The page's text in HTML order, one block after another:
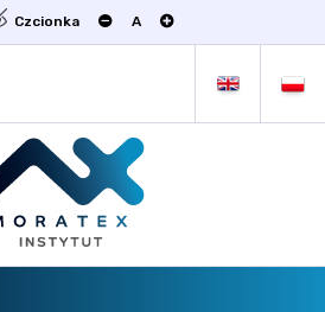
Czcionka A